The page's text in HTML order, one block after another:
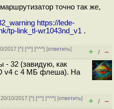
точно так же,
https://lede-
tp-link_tl-wr1043nd_v1 .
2017 [^] [^^] [^^^] [ответить]
+ / –
32 (завидую, как
v4 с 4 МБ флеша). На
10/2017 [^] [^^] [^^^] [ответить]
+ / –